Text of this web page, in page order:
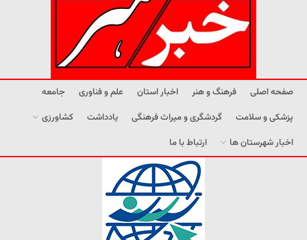
صفحه اصلی فرهنگ و هنر اخبار استان علم و فناوری
جامعه
پزشکی و سلامت
گردشگری و میراث فرهنگی یادداشت
کشاورزی
اخبار شهرستان ها
ارتباط با ما